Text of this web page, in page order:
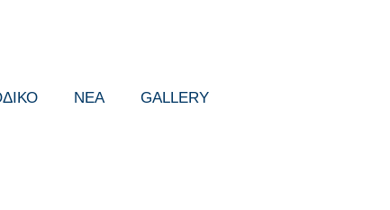
ΝΕΑ GALLERY